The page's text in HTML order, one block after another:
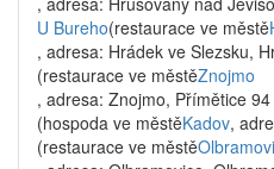
U Bureho(restaurace ve městě
, adresa: Hrádek ve Slezsku,
(restaurace ve městěZnojmo
, adresa: Znojmo, Přímětice 94
(hospoda ve městěKadov,
(restaurace ve městě